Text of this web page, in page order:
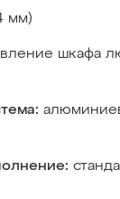
мм)
шкафа